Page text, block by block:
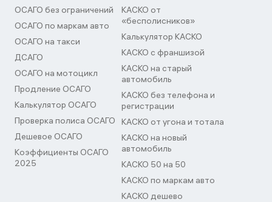
ОСАГО без ограничений
ОСАГО по маркам авто
ОСАГО на такси
ДСАГО
ОСАГО на мотоцикл
Продление ОСАГО
Калькулятор ОСАГО
Проверка полиса ОСАГО
Дешевое ОСАГО
Коэффициенты ОСАГО
2025
КАСКО от
«бесполисников»
Калькулятор КАСКО
КАСКО с франшизой
КАСКО на старый
автомобиль
КАСКО без телефона и
регистрации
КАСКО от угона и тотала
КАСКО на новый
автомобиль
КАСКО 50 на 50
КАСКО по маркам авто
КАСКО дешево